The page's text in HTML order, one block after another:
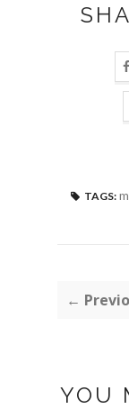
TAGS:
←
YOU